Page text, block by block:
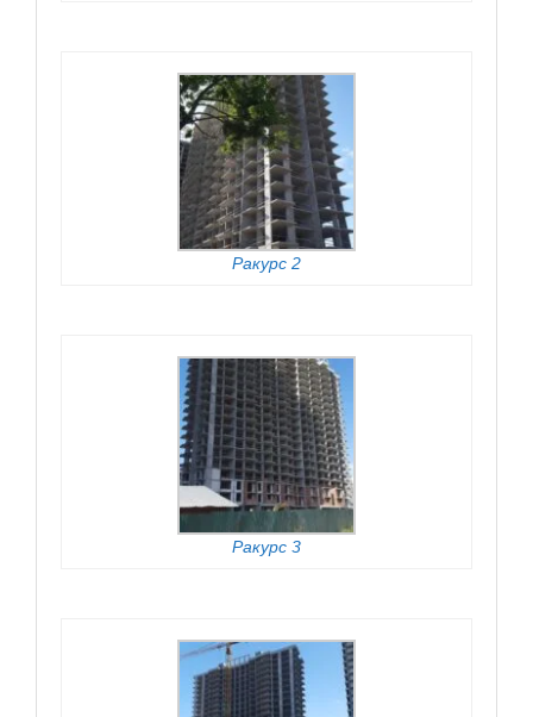
Ракурс 2
Ракурс 3